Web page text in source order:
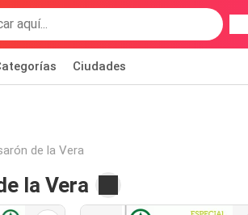
Ciudades
de la Vera
la Vera